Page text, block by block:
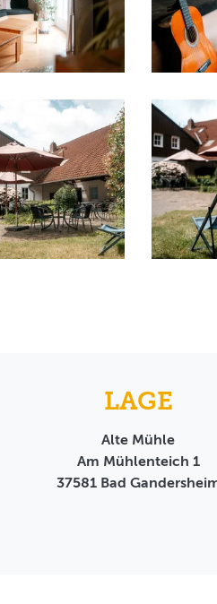
LAGE
Alte Mühle
Am Mühlenteich 1
37581 Bad